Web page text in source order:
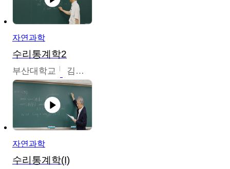
자연과학
수리통계학2
부산대학교 김충락
자연과학
수리통계학(I)